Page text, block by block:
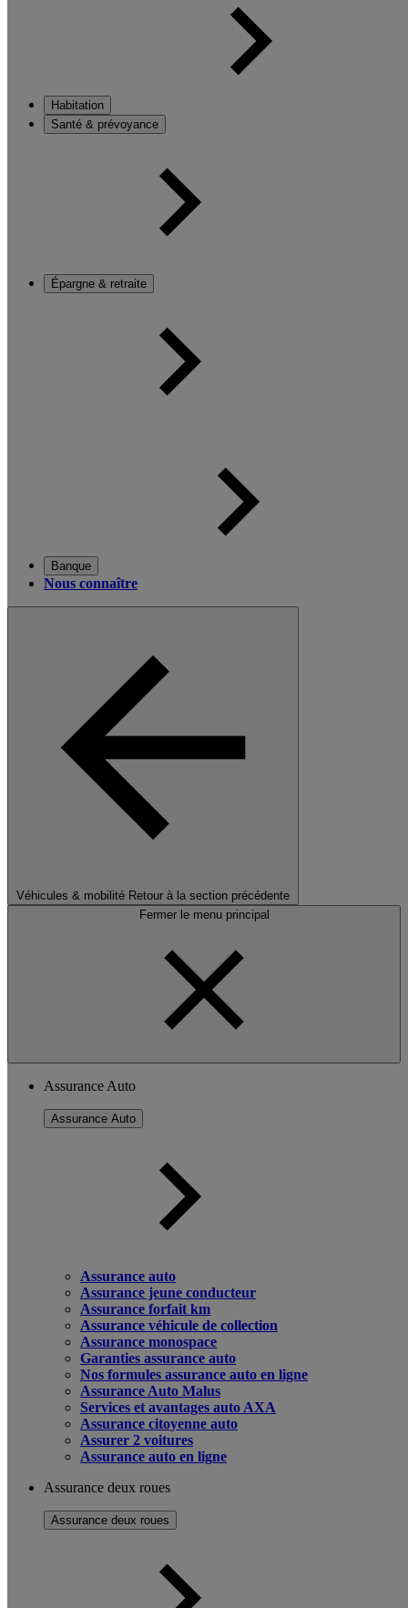
Habitation
Santé & prévoyance
Épargne & retraite
Banque
Nous connaître
Véhicules & mobilité Retour à la section précédente
Fermer le menu principal
Assurance Auto
Assurance Auto
Assurance auto
Assurance jeune conducteur
Assurance forfait km
Assurance véhicule de collection
Assurance monospace
Garanties assurance auto
Nos formules assurance auto en ligne
Assurance Auto Malus
Services et avantages auto AXA
Assurance citoyenne auto
Assurer 2 voitures
Assurance auto en ligne
Assurance deux roues
Assurance deux roues